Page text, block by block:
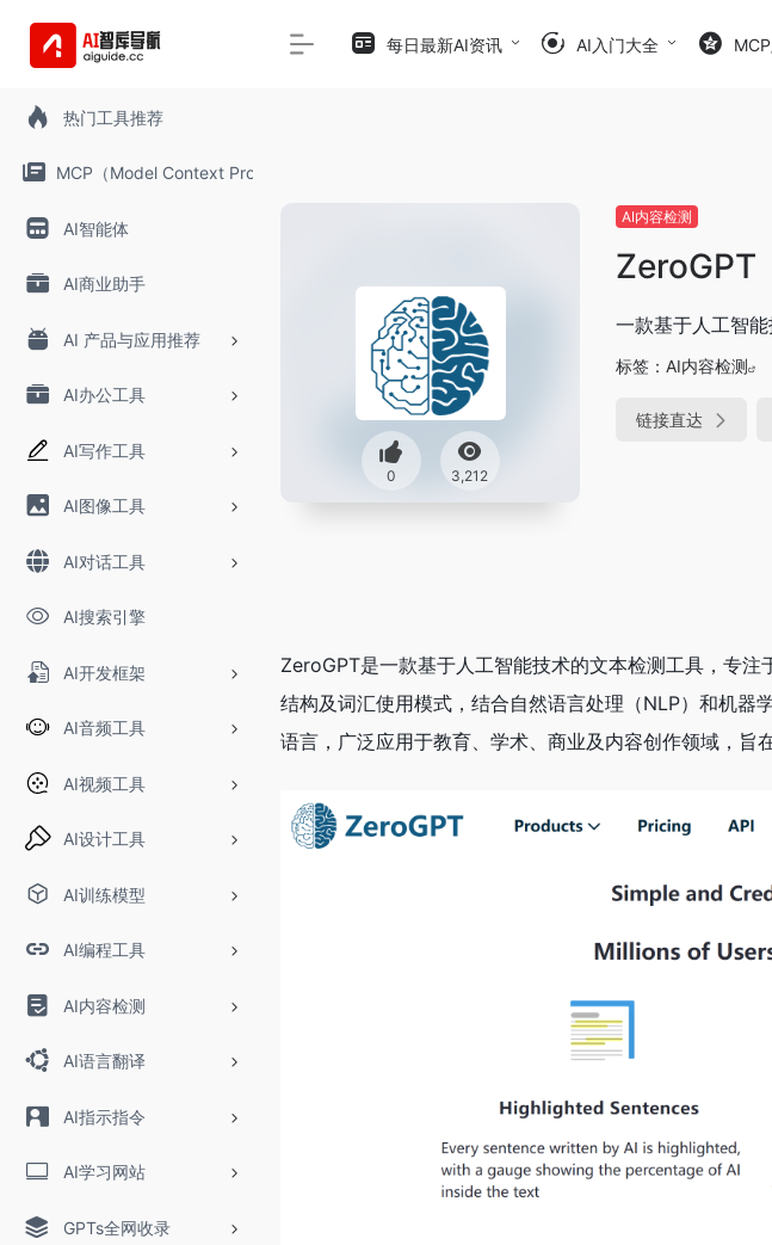
热门工具推荐
MCP（Model Context Protocol）
AI智能体
AI商业助手
AI 产品与应用推荐
AI办公工具
AI写作工具
AI图像工具
AI对话工具
AI搜索引擎
AI开发框架
AI音频工具
AI视频工具
AI设计工具
AI训练模型
AI编程工具
AI内容检测
AI语言翻译
AI指示指令
AI学习网站
GPTs全网收录
每日最新AI资讯 AI入门大全
0 3,212
AI内容检测
ZeroGPT
一款基于人工智
标签： AI内容检测
链接直达
ZeroGPT是一款基于人工智能技术的文本检测工具，专
结构及词汇使用模式，结合自然语言处理（NLP）和机器
语言，广泛应用于教育、学术、商业及内容创作领域，旨